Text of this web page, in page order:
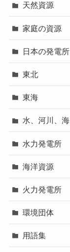
天然資源
家庭の資源
日本の発電所
東北
東海
水、河川、海
水力発電所
海洋資源
火力発電所
環境団体
用語集